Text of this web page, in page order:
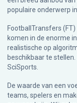
populaire onderwerp
FootballTransfers
komen in de enorme
realistische op
beschikbaar te
SciSports
De waarde van een
teams, spelers en